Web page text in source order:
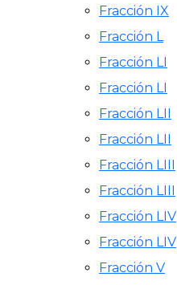
Fracción IX
Fracción L
Fracción LI
Fracción LI
Fracción LII
Fracción LII
Fracción LIII
Fracción LIII
Fracción LIV
Fracción LIV
Fracción V